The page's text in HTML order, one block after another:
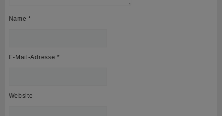
Name *
E-Mail-Adresse *
Website